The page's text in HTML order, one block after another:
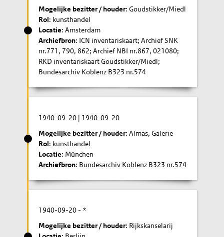
Mogelijke bezitter / houder: Goudstikker/Miedl
Rol: kunsthandel
Locatie: Amsterdam
Archiefbron: ICN inventariskaart; Archief SNK
nr.771, 790, 862; Archief NBI nr.867, 021080;
RKD inventariskaart Goudstikker/Miedl;
Bundesarchiv Koblenz B323 nr.574
1940-09-20 | 1940-09-20
Mogelijke bezitter / houder: Almas, Galerie
Rol: kunsthandel
Locatie: München
Archiefbron: Bundesarchiv Koblenz B323 nr.574
1940-09-20 - *
Mogelijke bezitter / houder: Rijkskanselarij